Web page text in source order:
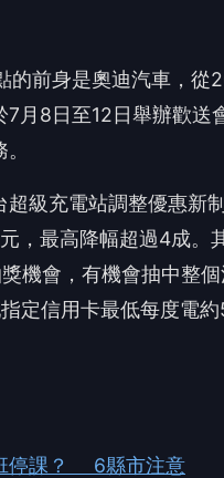
前身是奧迪汽車，從
月8日至12日舉辦歡
級充電站調整優惠新
，最高降幅超過4成。
機會，有機會抽中整
定信用卡最低每度電
停課？ 6縣市注意